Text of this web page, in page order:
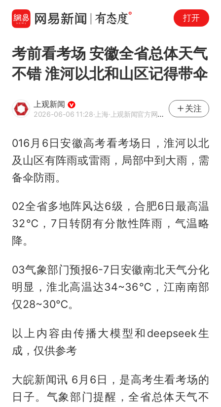
打开
考前看考场 安徽全省总体天气
不错 淮河以北和山区记得带伞
上观新闻
2026-06-06 11:28·上海·上观新闻官方网易号
关注
016月6日安徽高考看考场日，淮河以北
及山区有阵雨或雷雨，局部中到大雨，需
备伞防雨。
02全省多地阵风达6级，合肥6日最高温
32℃，7日转阴有分散性阵雨，气温略
降。
03气象部门预报6-7日安徽南北天气分化
明显，淮北高温达34~36℃，江南南部
仅28~30℃。
以上内容由传播大模型和deepseek生
成，仅供参考
大皖新闻讯 6月6日，是高考生看考场的
日子。气象部门提醒，全省总体天气不